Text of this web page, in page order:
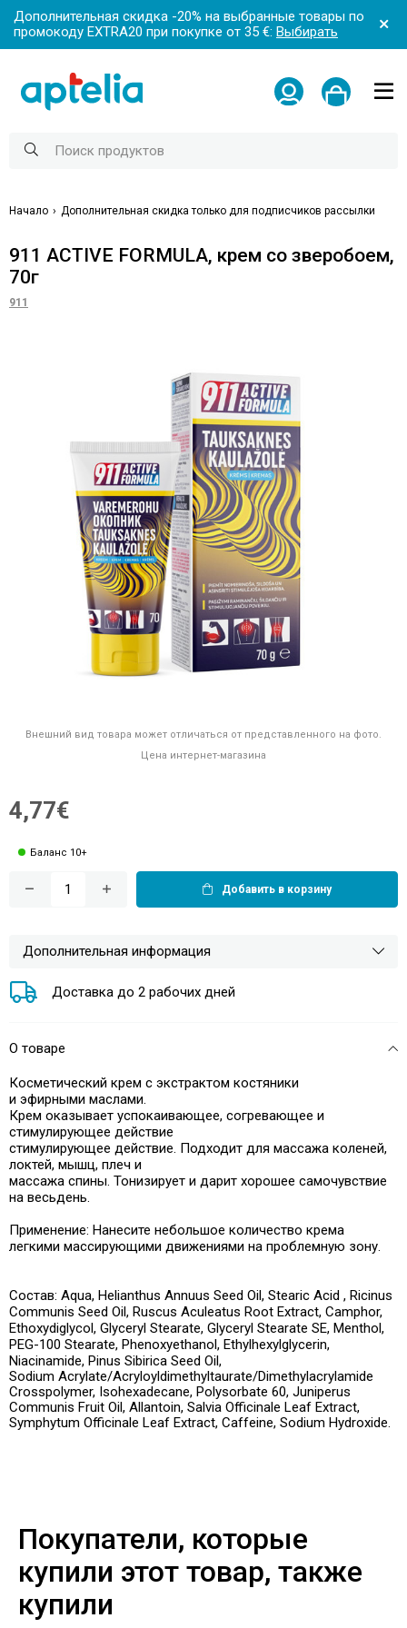
Дополнительная скидка -20% на выбранные товары по
промокоду EXTRA20 при покупке от 35 €: Выбирать
Начало Дополнительная скидка только для подписчиков рассылки
911 ACTIVE FORMULA, крем со зверобоем,
70г
911
Внешний вид товара может отличаться от представленного на фото.
Цена интернет-магазина
4,77€
Баланс 10+
Добавить в корзину
Дополнительная информация
Доставка до 2 рабочих дней
О товаре
Косметический крем с экстрактом костяники
и эфирными маслами.
Крем оказывает успокаивающее, согревающее и
стимулирующее действие
стимулирующее действие. Подходит для массажа коленей,
локтей, мышц, плеч и
массажа спины. Тонизирует и дарит хорошее самочувствие
на весьдень.
Применение: Нанесите небольшое количество крема
легкими массирующими движениями на проблемную зону.
Состав: Aqua, Helianthus Annuus Seed Oil, Stearic Acid , Ricinus
Communis Seed Oil, Ruscus Aculeatus Root Extract, Camphor,
Ethoxydiglycol, Glyceryl Stearate, Glyceryl Stearate SE, Menthol,
PEG-100 Stearate, Phenoxyethanol, Ethylhexylglycerin,
Niacinamide, Pinus Sibirica Seed Oil,
Sodium Acrylate/Acryloyldimethyltaurate/Dimethylacrylamide
Crosspolymer, Isohexadecane, Polysorbate 60, Juniperus
Communis Fruit Oil, Allantoin, Salvia Officinale Leaf Extract,
Symphytum Officinale Leaf Extract, Caffeine, Sodium Hydroxide.
Покупатели, которые
купили этот товар, также
купили